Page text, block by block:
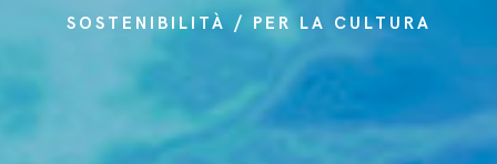
SOSTENIBILITÀ / PER LA CULTURA